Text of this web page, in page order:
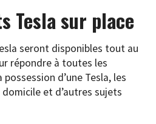
Tesla sur place
seront disponibles tout au
répondre à toutes les
d’une Tesla, les
et d’autres sujets